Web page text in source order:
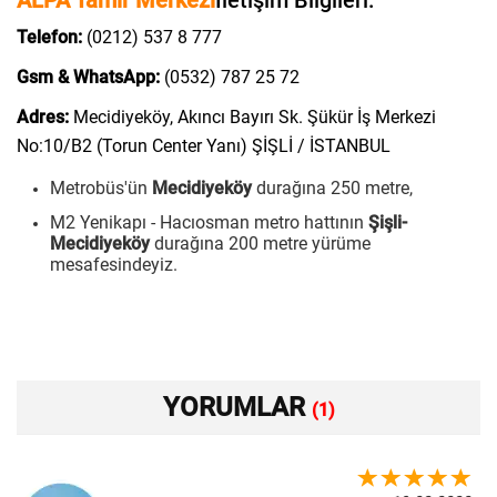
Telefon: (0212) 537 8 777
Gsm & WhatsApp: (0532) 787 25 72
Adres: Mecidiyeköy, Akıncı Bayırı Sk. Şükür İş Merkezi
No:10/B2 (Torun Center Yanı) ŞİŞLİ / İSTANBUL
Metrobüs'ün Mecidiyeköydurağına 250 metre,
M2 Yenikapı - Hacıosman metro hattının Şişli-
Mecidiyeköydurağına 200 metre yürüme
mesafesindeyiz.
YORUMLAR (1)